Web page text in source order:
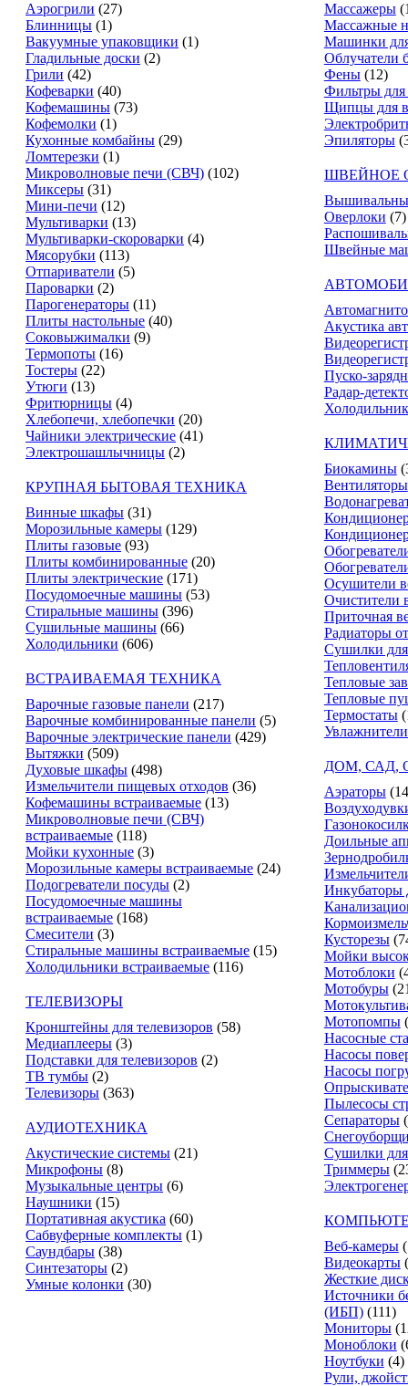
Аэрогрили (27)
Блинницы (1)
Вакуумные упаковщики (1)
Гладильные доски (2)
Грили (42)
Кофеварки (40)
Кофемашины (73)
Кофемолки (1)
Кухонные комбайны (29)
Ломтерезки (1)
Микроволновые печи (СВЧ) (102)
Миксеры (31)
Мини-печи (12)
Мультиварки (13)
Мультиварки-скороварки (4)
Мясорубки (113)
Отпариватели (5)
Пароварки (2)
Парогенераторы (11)
Плиты настольные (40)
Соковыжималки (9)
Термопоты (16)
Тостеры (22)
Утюги (13)
Фритюрницы (4)
Хлебопечи, хлебопечки (20)
Чайники электрические (41)
Электрошашлычницы (2)
КРУПНАЯ БЫТОВАЯ ТЕХНИКА
Винные шкафы (31)
Морозильные камеры (129)
Плиты газовые (93)
Плиты комбинированные (20)
Плиты электрические (171)
Посудомоечные машины (53)
Стиральные машины (396)
Сушильные машины (66)
Холодильники (606)
ВСТРАИВАЕМАЯ ТЕХНИКА
Варочные газовые панели (217)
Варочные комбинированные панели (5)
Варочные электрические панели (429)
Вытяжки (509)
Духовые шкафы (498)
Измельчители пищевых отходов (36)
Кофемашины встраиваемые (13)
Микроволновые печи (СВЧ)
встраиваемые (118)
Мойки кухонные (3)
Морозильные камеры встраиваемые (24)
Подогреватели посуды (2)
Посудомоечные машины
встраиваемые (168)
Смесители (3)
Стиральные машины встраиваемые (15)
Холодильники встраиваемые (116)
ТЕЛЕВИЗОРЫ
Кронштейны для телевизоров (58)
Медиаплееры (3)
Подставки для телевизоров (2)
ТВ тумбы (2)
Телевизоры (363)
АУДИОТЕХНИКА
Акустические системы (21)
Микрофоны (8)
Музыкальные центры (6)
Наушники (15)
Портативная акустика (60)
Сабвуферные комплекты (1)
Саундбары (38)
Синтезаторы (2)
Умные колонки (30)
Массажеры
Массажные
Машинки
Облучатели
Фены (12)
Фильтры
Щипцы для
Эпиляторы
ШВЕЙНОЕ
Оверлоки (7)
Швейные
Акустика
Пуско-
Радар-
Биокамины
Вентиляторы
Осушители
Очистители
Приточная
Радиаторы
Сушилки
Тепловые
Тепловые
Термостаты
ДОМ, САД,
Аэраторы
Доильные
Инкубаторы
Кусторезы
Мойки
Мотоблоки
Мотобуры
Мотопомпы
Насосные
Насосы
Насосы
Пылесосы
Сепараторы
Сушилки
Триммеры
Веб-камеры
Видеокарты
Жесткие
Источники
(ИБП) (111)
Мониторы
Моноблоки
Ноутбуки (4)
Рули,